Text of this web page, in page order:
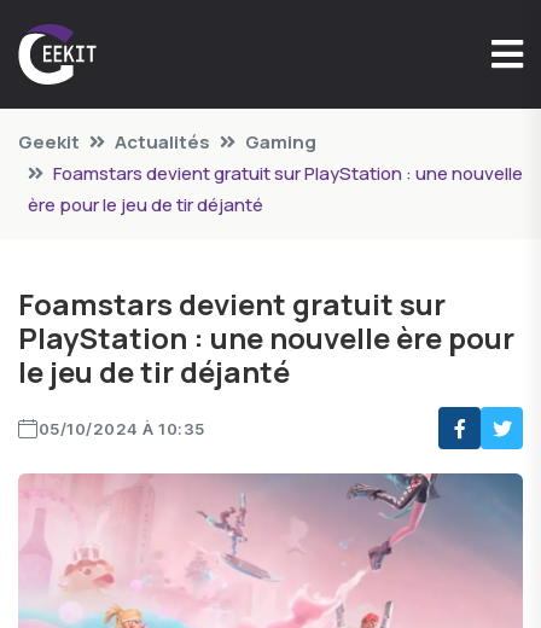
Geekit Actualités
Gaming
Foamstars devient gratuit sur PlayStation : une nouvelle
ère pour le jeu de tir déjanté
Foamstars devient gratuit sur
PlayStation : une nouvelle ère pour
le jeu de tir déjanté
05/10/2024 À 10:35